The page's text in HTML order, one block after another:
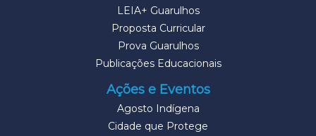
LEIA+ Guarulhos
Proposta Curricular
Prova Guarulhos
Publicações Educacionais
Ações e Eventos
Agosto Indígena
Cidade que Protege